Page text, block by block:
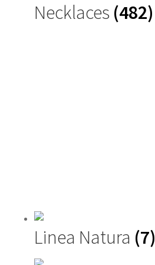
Necklaces (482)
Linea Natura (7)